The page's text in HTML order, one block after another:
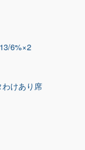
6%×2
けあり席